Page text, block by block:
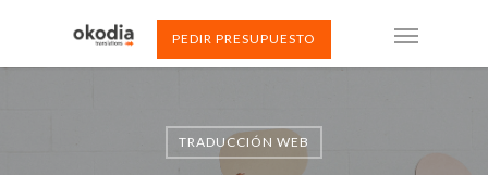
PEDIR PRESUPUESTO
TRADUCCIÓN WEB